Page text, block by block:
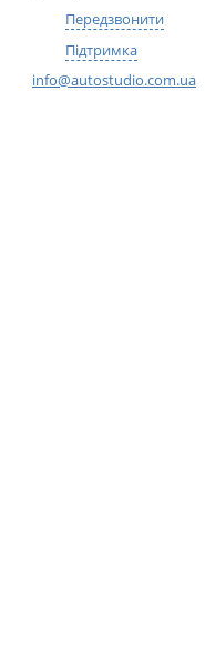
Передзвонити
Підтримка
info@autostudio.com.ua